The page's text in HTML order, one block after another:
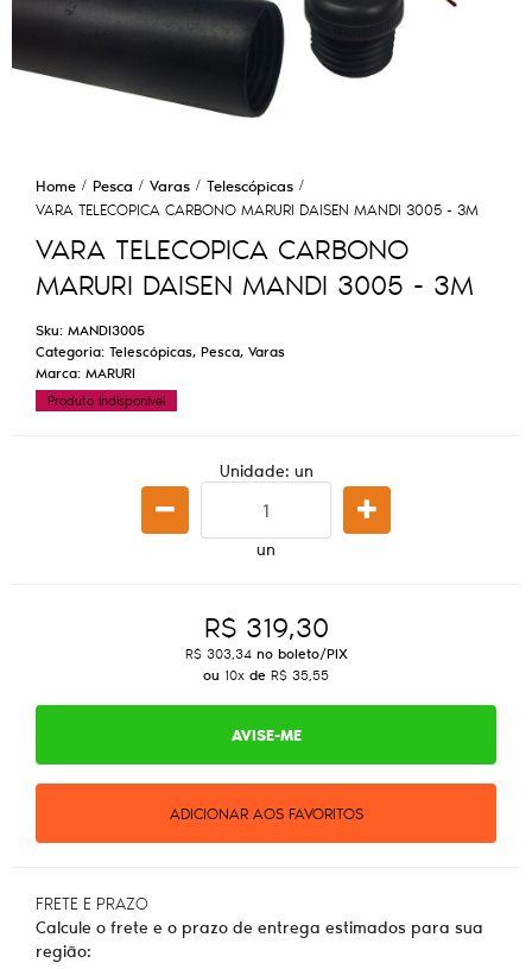
Home Pesca Varas
Telescópicas
VARA TELECOPICA CARBONO MARURI DAISEN MANDI 3005 - 3M
VARA TELECOPICA CARBONO
MARURI DAISEN MANDI 3005 - 3M
Sku: MANDI3005
Categoria: Telescópicas, Pesca, Varas
Marca: MARURI
Produto Indisponível
Unidade: un
un
R$ 319,30
R$ 303,34no boleto/PIX
ou 10x de R$ 35,55
AVISE-ME
ADICIONAR AOS FAVORITOS
FRETE E PRAZO
Calcule o frete e o prazo de entrega estimados para sua
região: